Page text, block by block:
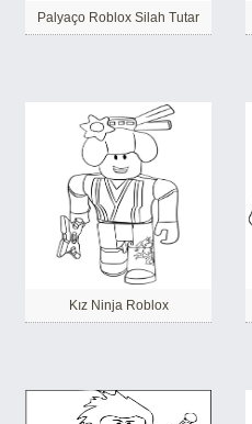
Palyaço Roblox Silah Tutar
Kız Ninja Roblox